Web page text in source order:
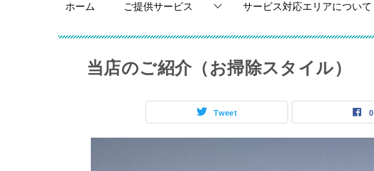
ホーム ご提供サービス サービス対応エリアについて
当店のご紹介（お掃除スタイル）
Tweet 0